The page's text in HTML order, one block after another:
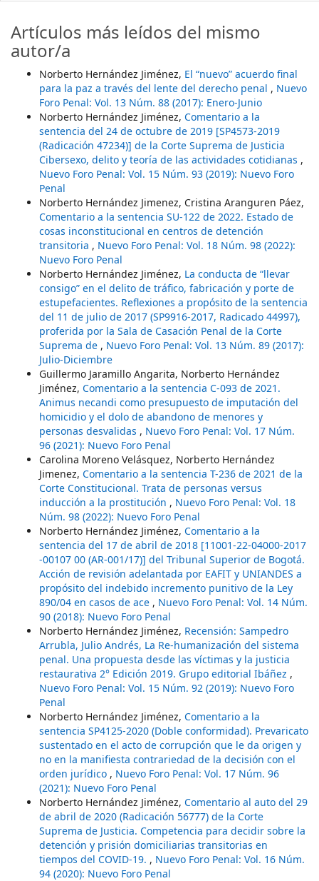
Artículos más leídos del mismo
autor/a
Norberto Hernández Jiménez, El “nuevo” acuerdo final
para la paz a través del lente del derecho penal , Nuevo
Foro Penal: Vol. 13 Núm. 88 (2017): Enero-Junio
Norberto Hernández Jiménez, Comentario a la
sentencia del 24 de octubre de 2019 [SP4573-2019
(Radicación 47234)] de la Corte Suprema de Justicia
Cibersexo, delito y teoría de las actividades cotidianas ,
Nuevo Foro Penal: Vol. 15 Núm. 93 (2019): Nuevo Foro
Penal
Norberto Hernández Jimenez, Cristina Aranguren Páez,
Comentario a la sentencia SU-122 de 2022. Estado de
cosas inconstitucional en centros de detención
transitoria , Nuevo Foro Penal: Vol. 18 Núm. 98 (2022):
Nuevo Foro Penal
Norberto Hernández Jiménez, La conducta de “llevar
consigo” en el delito de tráfico, fabricación y porte de
estupefacientes. Reflexiones a propósito de la sentencia
del 11 de julio de 2017 (SP9916-2017, Radicado 44997),
proferida por la Sala de Casación Penal de la Corte
Suprema de , Nuevo Foro Penal: Vol. 13 Núm. 89 (2017):
Julio-Diciembre
Guillermo Jaramillo Angarita, Norberto Hernández
Jiménez, Comentario a la sentencia C-093 de 2021.
Animus necandi como presupuesto de imputación del
homicidio y el dolo de abandono de menores y
personas desvalidas , Nuevo Foro Penal: Vol. 17 Núm.
96 (2021): Nuevo Foro Penal
Carolina Moreno Velásquez, Norberto Hernández
Jimenez, Comentario a la sentencia T-236 de 2021 de la
Corte Constitucional. Trata de personas versus
inducción a la prostitución , Nuevo Foro Penal: Vol. 18
Núm. 98 (2022): Nuevo Foro Penal
Norberto Hernández Jiménez, Comentario a la
sentencia del 17 de abril de 2018 [11001-22-04000-2017
-00107 00 (AR-001/17)] del Tribunal Superior de Bogotá.
Acción de revisión adelantada por EAFIT y UNIANDES a
propósito del indebido incremento punitivo de la Ley
890/04 en casos de ace , Nuevo Foro Penal: Vol. 14 Núm.
90 (2018): Nuevo Foro Penal
Norberto Hernández Jiménez, Recensión: Sampedro
Arrubla, Julio Andrés, La Re-humanización del sistema
penal. Una propuesta desde las víctimas y la justicia
restaurativa 2° Edición 2019. Grupo editorial Ibáñez ,
Nuevo Foro Penal: Vol. 15 Núm. 92 (2019): Nuevo Foro
Penal
Norberto Hernández Jiménez, Comentario a la
sentencia SP4125-2020 (Doble conformidad). Prevaricato
sustentado en el acto de corrupción que le da origen y
no en la manifiesta contrariedad de la decisión con el
orden jurídico , Nuevo Foro Penal: Vol. 17 Núm. 96
(2021): Nuevo Foro Penal
Norberto Hernández Jiménez, Comentario al auto del 29
de abril de 2020 (Radicación 56777) de la Corte
Suprema de Justicia. Competencia para decidir sobre la
detención y prisión domiciliarias transitorias en
tiempos del COVID-19. , Nuevo Foro Penal: Vol. 16 Núm.
94 (2020): Nuevo Foro Penal